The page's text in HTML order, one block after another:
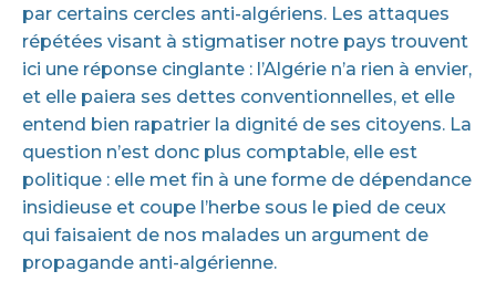
par certains cercles anti-algériens. Les attaques
répétées visant à stigmatiser notre pays trouvent
ici une réponse cinglante : l’Algérie n’a rien à envier,
et elle paiera ses dettes conventionnelles, et elle
entend bien rapatrier la dignité de ses citoyens. La
question n’est donc plus comptable, elle est
politique : elle met fin à une forme de dépendance
insidieuse et coupe l’herbe sous le pied de ceux
qui faisaient de nos malades un argument de
propagande anti-algérienne.